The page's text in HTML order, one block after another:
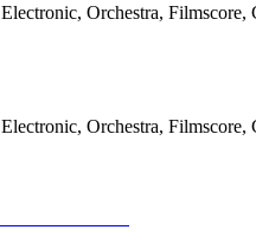
Electronic, Orchestra,
Electronic, Orchestra,